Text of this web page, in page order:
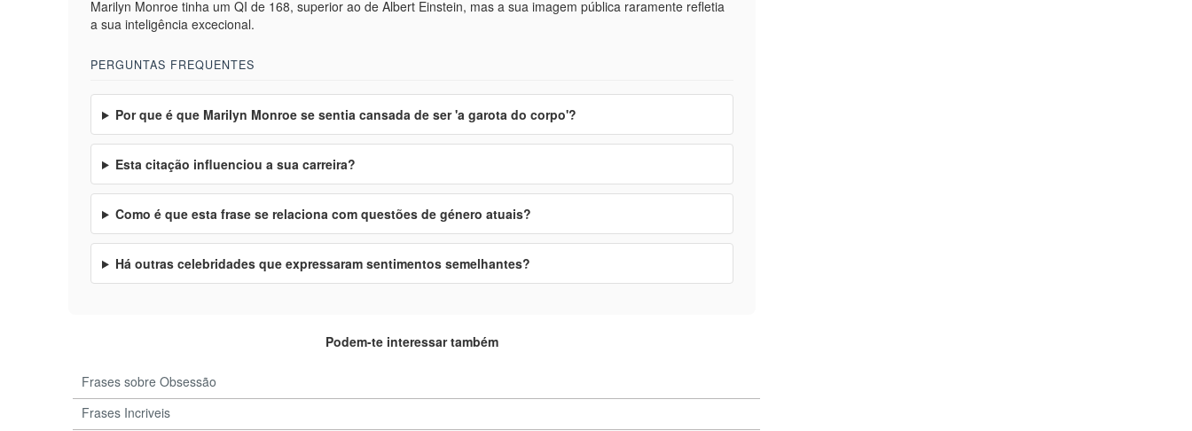
Marilyn Monroe tinha um QI de 168, superior ao de Albert Einstein, mas a sua imagem pública raramente refletia
a sua inteligência excecional.
PERGUNTAS FREQUENTES
Por que é que Marilyn Monroe se sentia cansada de ser 'a garota do corpo'?
Esta citação influenciou a sua carreira?
Como é que esta frase se relaciona com questões de género atuais?
Há outras celebridades que expressaram sentimentos semelhantes?
Podem-te interessar também
Frases sobre Obsessão
Frases Incriveis